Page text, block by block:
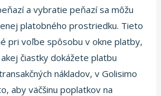
a vybratie peňazí sa môžu
platobného prostriedku. Tieto
pri voľbe spôsobu v okne platby,
čiastky dokážete platbu
nákladov, v Golisimo
aby väčšinu poplatkov na